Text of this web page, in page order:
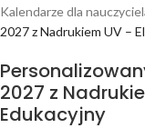
Kalendarze dla
2027 z Nadrukiem UV –
2027 z
Edukacyjny